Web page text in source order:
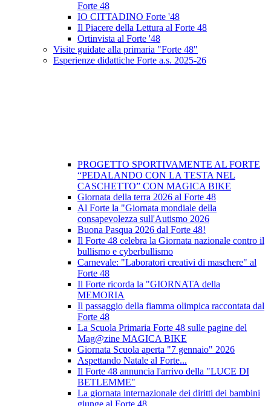
Forte 48
IO CITTADINO Forte '48
Il Piacere della Lettura al Forte 48
Ortinvista al Forte '48
Visite guidate alla primaria "Forte 48"
Esperienze didattiche Forte a.s. 2025-26
PROGETTO SPORTIVAMENTE AL FORTE
“PEDALANDO CON LA TESTA NEL
CASCHETTO” CON MAGICA BIKE
Giornata della terra 2026 al Forte 48
Al Forte la "Giornata mondiale della
consapevolezza sull'Autismo 2026
Buona Pasqua 2026 dal Forte 48!
Il Forte 48 celebra la Giornata nazionale contro il
bullismo e cyberbullismo
Carnevale: "Laboratori creativi di maschere" al
Forte 48
Il Forte ricorda la "GIORNATA della
MEMORIA
Il passaggio della fiamma olimpica raccontata dal
Forte 48
La Scuola Primaria Forte 48 sulle pagine del
Mag@zine MAGICA BIKE
Giornata Scuola aperta "7 gennaio" 2026
Aspettando Natale al Forte...
Il Forte 48 annuncia l'arrivo della "LUCE DI
BETLEMME"
La giornata internazionale dei diritti dei bambini